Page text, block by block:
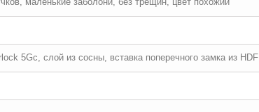
5Gc, слой из сосны, вставка поперечного замка из HDF